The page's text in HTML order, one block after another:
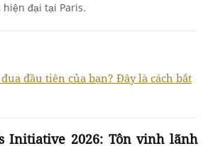
hiện đại tại Paris.
đầu tiên của bạn? Đây là cách bắt
Initiative 2026: Tôn vinh lãnh